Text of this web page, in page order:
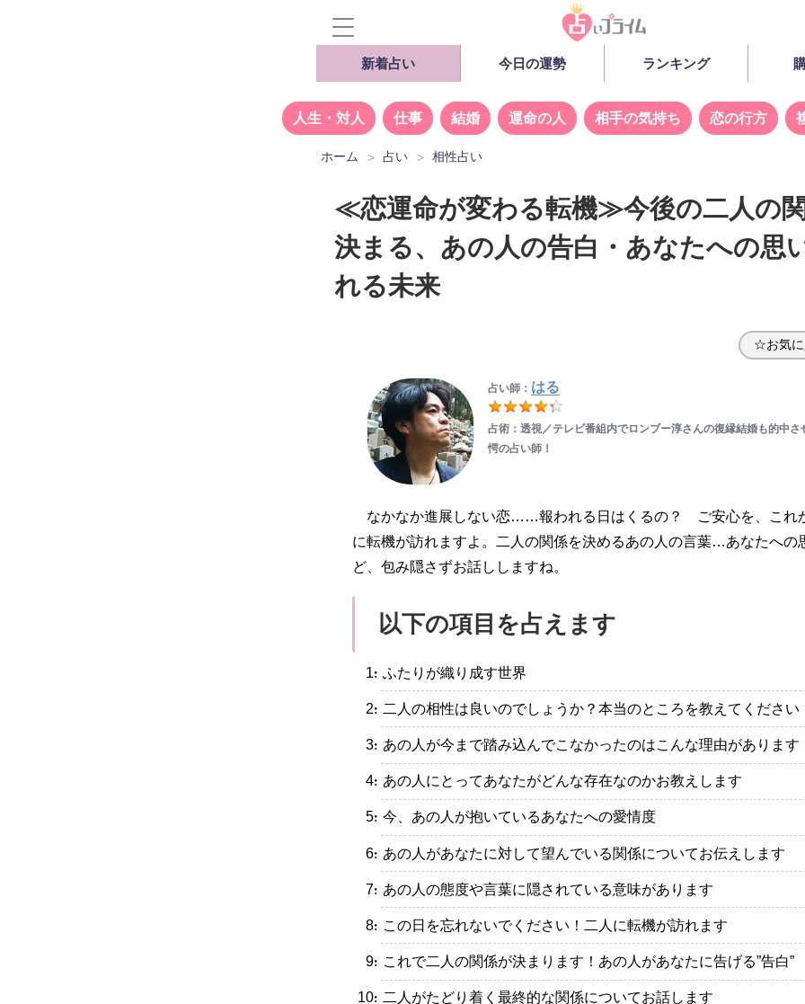
新着占い 今日の運勢 ランキング
人生・対人 仕事 結婚 運命の人 相手の気持ち 恋の行方
ホーム 占い 相性占い
≪恋運命が変わる転機≫今後の二人の
決まる、あの人の告白・あなたへの思
れる未来
☆お気に
占い師： はる
占術：透視／テレビ番組内でロンブー淳さんの復縁結婚も的中さ
愕の占い師！
なかなか進展しない恋……報われる日はくるの？ ご安心を、これ
に転機が訪れますよ。二人の関係を決めるあの人の言葉…あなたへの
ど、包み隠さずお話ししますね。
以下の項目を占えます
・ふたりが織り成す世界
・二人の相性は良いのでしょうか？本当のところを教えてください
・あの人が今まで踏み込んでこなかったのはこんな理由があります
・あの人にとってあなたがどんな存在なのかお教えします
・今、あの人が抱いているあなたへの愛情度
・あの人があなたに対して望んでいる関係についてお伝えします
・あの人の態度や言葉に隠されている意味があります
・この日を忘れないでください！二人に転機が訪れます
・これで二人の関係が決まります！あの人があなたに告げる”告白”
・二人がたどり着く最終的な関係についてお話します